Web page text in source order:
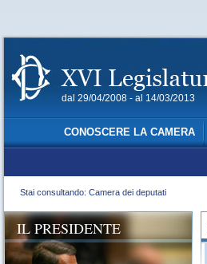
dal 29/04/2008 - al 14/03/2013
CONOSCERE LA CAMERA
Stai consultando: Camera dei deputati
IL PRESIDENTE